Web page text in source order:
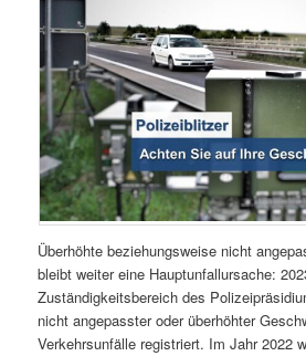
Überhöhte beziehungsweise nicht
bleibt weiter eine Hauptunfallursache:
Zuständigkeitsbereich des
nicht angepasster oder überhöhter
Verkehrsunfälle registriert. Im Jahr 2022